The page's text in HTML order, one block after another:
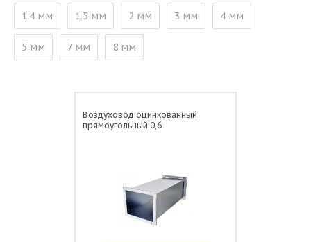
1.4 мм 1.5 мм 2 мм 3 мм 4 мм
5 мм 7 мм 8 мм
Воздуховод оцинкованный
прямоугольный 0,6